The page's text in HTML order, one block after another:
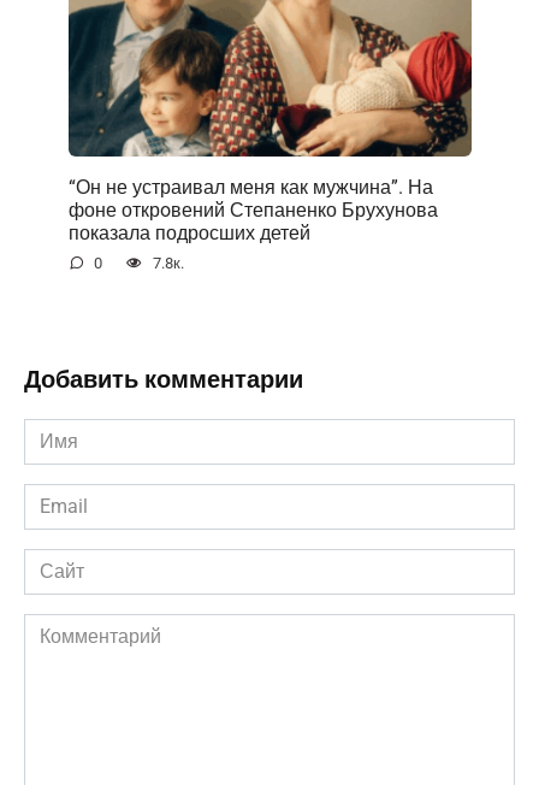
“Он не устраивал меня как мужчина”. На
фоне открoвений Степаненко Брухунова
показала подросших детей
0 7.8к.
Добавить комментарии
Имя
*
Email
*
Сайт
Комментарий